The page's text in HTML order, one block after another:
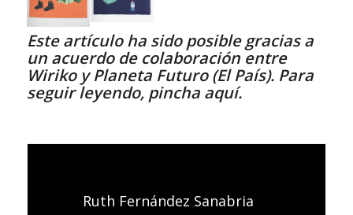
Este artículo ha sido posible gracias a
un acuerdo de colaboración entre
Wiriko yPlaneta Futuro(El País). Para
seguir leyendo, pincha aquí.
Ruth Fernández Sanabria